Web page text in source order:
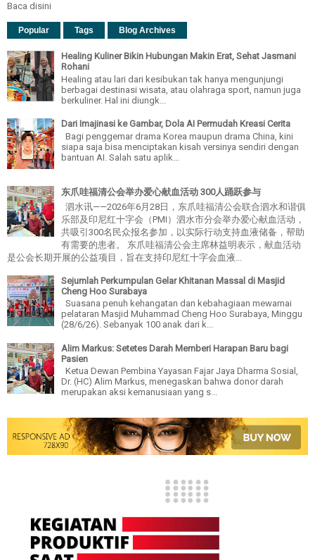
Baca disini
Popular Tags Blog Archives
Healing Kuliner Bikin Hubungan Makin Erat, Sehat Jasmani
Rohani
Healing atau lari dari kesibukan tak hanya mengunjungi
berbagai destinasi wisata, atau olahraga sport, namun juga
berkuliner. Hal ini diungk...
Dari Imajinasi ke Gambar, Dola AI Permudah Kreasi Cerita
Bagi penggemar drama Korea maupun drama China, kini
siapa saja bisa menciptakan kisah versinya sendiri dengan
bantuan AI. Salah satu aplik...
东爪哇福清公会举办爱心献血活动 300人踊跃参与
泗水讯——2026年6月28日，东爪哇福清公会联合泗水和谐俱
乐部及印尼红十字会（PMI）泗水市分会举办爱心献血活动，
共吸引300名民众报名参加，以实际行动支持血液储备，帮助
有需要的患者。 东爪哇福清公会主席林益明表示，献血活动
是公会长期开展的公益项目，旨在支持印尼红十字会血液...
Sejumlah Perkumpulan Gelar Khitanan Massal di Masjid
Cheng Hoo Surabaya
Suasana penuh kehangatan dan kebahagiaan mewarnai
pelataran Masjid Muhammad Cheng Hoo Surabaya, Minggu
(28/6/26). Sebanyak 100 anak dari k...
Alim Markus: Setetes Darah Memberi Harapan Baru bagi
Pasien
Ketua Dewan Pembina Yayasan Fajar Jaya Dharma Sosial,
Dr. (HC) Alim Markus, menegaskan bahwa donor darah
merupakan aksi kemanusiaan yang s...